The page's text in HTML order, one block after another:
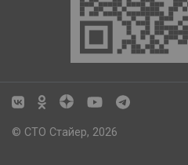
© СТО Стайер, 2026